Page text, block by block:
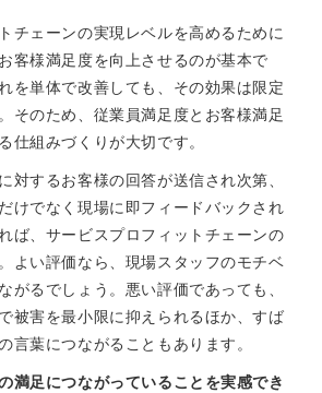
チェーンの実現レベルを高めるために
客様満足度を向上させるのが基本で
を単体で改善しても、その効果は限定
そのため、従業員満足度とお客様満足
仕組みづくりが大切です。
対するお客様の回答が送信され次第、
けでなく現場に即フィードバックされ
ば、サービスプロフィットチェーンの
よい評価なら、現場スタッフのモチベ
がるでしょう。悪い評価であっても、
被害を最小限に抑えられるほか、すば
言葉につながることもあります。
満足につながっていることを実感でき